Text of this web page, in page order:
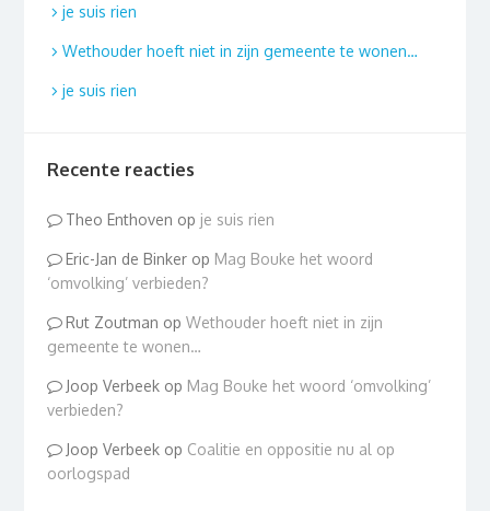
je suis rien
Wethouder hoeft niet in zijn gemeente te wonen…
je suis rien
Recente reacties
Theo Enthoven op je suis rien
Eric-Jan de Binker op Mag Bouke het woord
‘omvolking’ verbieden?
Rut Zoutman opWethouder hoeft niet in zijn
gemeente te wonen…
Joop Verbeek op Mag Bouke het woord ‘omvolking’
verbieden?
Joop Verbeek op Coalitie en oppositie nu al op
oorlogspad